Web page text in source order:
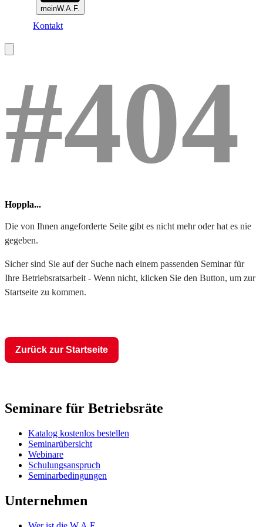
meinW.A.F.
Kontakt
#404
Hoppla...
Die von Ihnen angeforderte Seite gibt es nicht mehr oder hat es nie
gegeben.
Sicher sind Sie auf der Suche nach einem passenden Seminar für
Ihre Betriebsratsarbeit - Wenn nicht, klicken Sie den Button, um zur
Startseite zu kommen.
Zurück zur Startseite
Seminare für Betriebsräte
Katalog kostenlos bestellen
Seminarübersicht
Webinare
Schulungsanspruch
Seminarbedingungen
Unternehmen